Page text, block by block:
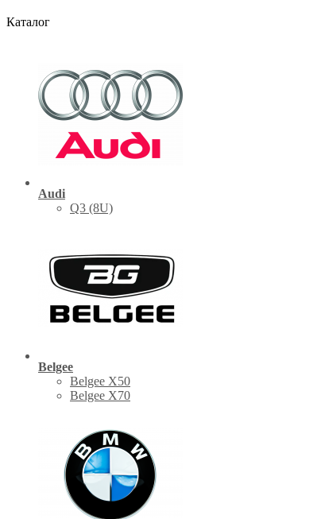
Каталог
Audi
Q3 (8U)
Belgee
Belgee X50
Belgee X70